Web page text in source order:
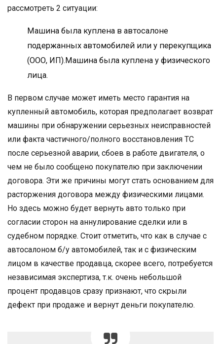
рассмотреть 2 ситуации:
Машина была куплена в автосалоне
подержанных автомобилей или у перекупщика
(ООО, ИП).Машина была куплена у физического
лица.
В первом случае может иметь место гарантия на
купленный автомобиль, которая предполагает возврат
машины при обнаружении серьезных неисправностей
или факта частичного/полного восстановления ТС
после серьезной аварии, сбоев в работе двигателя, о
чем не было сообщено покупателю при заключении
договора. Эти же причины могут стать основанием для
расторжения договора между физическими лицами.
Но здесь можно будет вернуть авто только при
согласии сторон на аннулирование сделки или в
судебном порядке. Стоит отметить, что как в случае с
автосалоном б/у автомобилей, так и с физическим
лицом в качестве продавца, скорее всего, потребуется
независимая экспертиза, т.к. очень небольшой
процент продавцов сразу признают, что скрыли
дефект при продаже и вернут деньги покупателю.